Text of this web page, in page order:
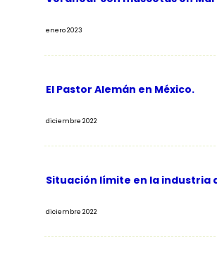
enero 2023
El Pastor Alemán en México.
diciembre 2022
Situación límite en la industria
diciembre 2022